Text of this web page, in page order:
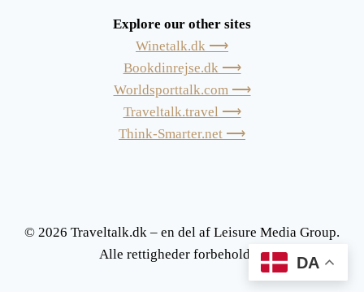
Explore our other sites
Winetalk.dk ⟶
Bookdinrejse.dk ⟶
Worldsporttalk.com ⟶
Traveltalk.travel ⟶
Think-Smarter.net ⟶
© 2026 Traveltalk.dk – en del af Leisure Media Group.
Alle rettigheder forbeholdes.
DA